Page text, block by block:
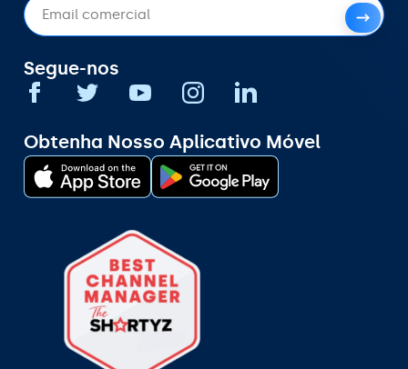
Segue-nos
Obtenha Nosso Aplicativo Móvel